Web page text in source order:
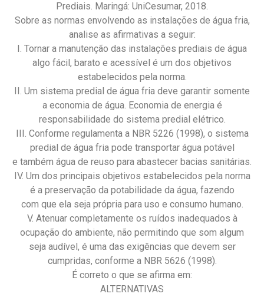
Prediais. Maringá: UniCesumar, 2018.
Sobre as normas envolvendo as instalações de água fria,
analise as afirmativas a seguir:
I. Tornar a manutenção das instalações prediais de água
algo fácil, barato e acessível é um dos objetivos
estabelecidos pela norma.
II. Um sistema predial de água fria deve garantir somente
a economia de água. Economia de energia é
responsabilidade do sistema predial elétrico.
III. Conforme regulamenta a NBR 5226 (1998), o sistema
predial de água fria pode transportar água potável
e também água de reuso para abastecer bacias sanitárias.
IV. Um dos principais objetivos estabelecidos pela norma
é a preservação da potabilidade da água, fazendo
com que ela seja própria para uso e consumo humano.
V. Atenuar completamente os ruídos inadequados à
ocupação do ambiente, não permitindo que som algum
seja audível, é uma das exigências que devem ser
cumpridas, conforme a NBR 5626 (1998).
É correto o que se afirma em:
ALTERNATIVAS